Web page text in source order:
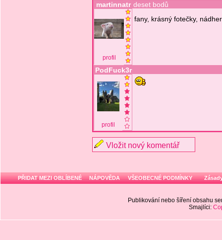
martinnatr deset bodů
profil
fany, krásný fotečky,
PodFuck3r
profil
Vložit nový komentář
PŘIDAT MEZI OBLÍBENÉ NÁPOVĚDA VŠEOBECNÉ PODMÍNKY
Publikování nebo šíření obsahu
Smajlíci: